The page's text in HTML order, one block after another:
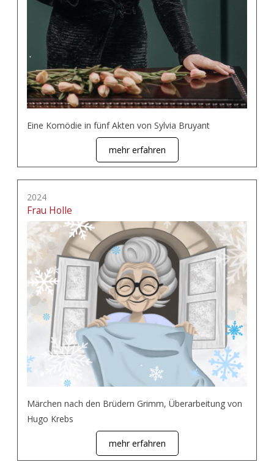
Eine Komödie in fünf Akten von Sylvia Bruyant
mehr erfahren
2024
Frau Holle
Märchen nach den Brüdern Grimm, Überarbeitung von
Hugo Krebs
mehr erfahren